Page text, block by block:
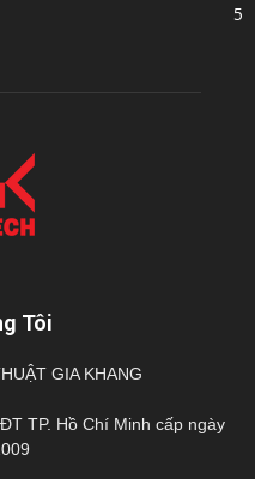
5
Tôi
GIA KHANG
TP. Hồ Chí Minh cấp ngày